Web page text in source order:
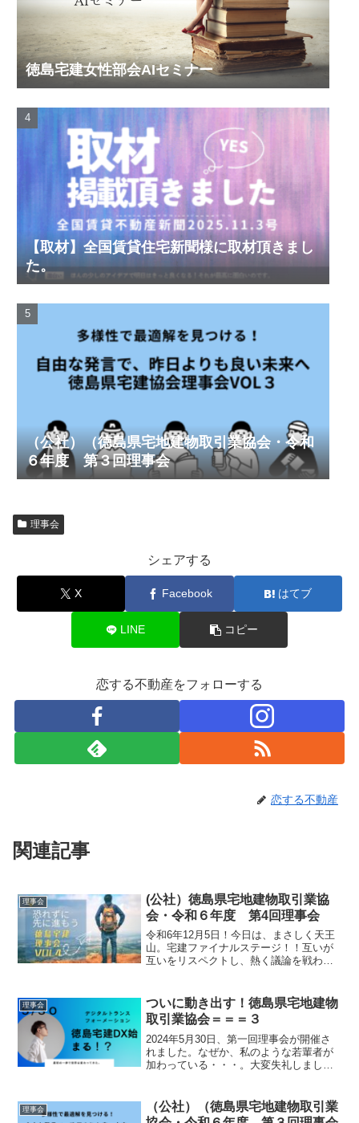
徳島宅建女性部会AIセミナー
【取材】全国賃貸住宅新聞様に取材頂きまし
た。
（公社）（徳島県宅地建物取引業協会・令和
６年度 第３回理事会
理事会
シェアする
X Facebook はてブ
LINE コピー
恋する不動産をフォローする
恋する不動産
関連記事
理事会
(公社）徳島県宅地建物取引業協
会・令和６年度 第4回理事会
令和6年12月5日！今日は、まさしく天王
山。宅建ファイナルステージ！！互いが
互いをリスペクトし、熱く議論を戦わせ
ース。宅建協会第4回理事会が開催されま
した。不動産のプロ...
理事会
ついに動き出す！徳島県宅地建物
取引業協会＝＝＝３
2024年5月30日、第一回理事会が開催さ
れました。なぜか、私のような若輩者が
加わっている・・・。大変失礼しまし
界が云う！！もう、『千と千尋の神隠
し』の世界観です。『...
理事会
（公社）（徳島県宅地建物取引業